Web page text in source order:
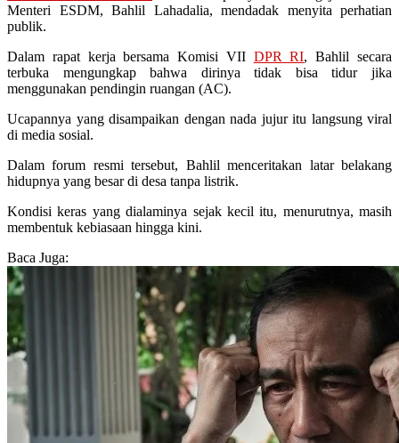
Menteri ESDM, Bahlil Lahadalia, mendadak menyita perhatian
publik.
Dalam rapat kerja bersama Komisi VII DPR RI, Bahlil secara
terbuka mengungkap bahwa dirinya tidak bisa tidur jika
menggunakan pendingin ruangan (AC).
Ucapannya yang disampaikan dengan nada jujur itu langsung viral
di media sosial.
Dalam forum resmi tersebut, Bahlil menceritakan latar belakang
hidupnya yang besar di desa tanpa listrik.
Kondisi keras yang dialaminya sejak kecil itu, menurutnya, masih
membentuk kebiasaan hingga kini.
Baca Juga: